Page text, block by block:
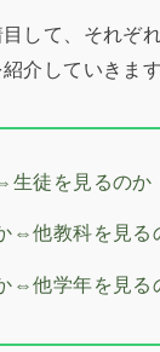
して、それぞ
介していきます
生徒を見るのか
⇔他教科を見る
⇔他学年を見る